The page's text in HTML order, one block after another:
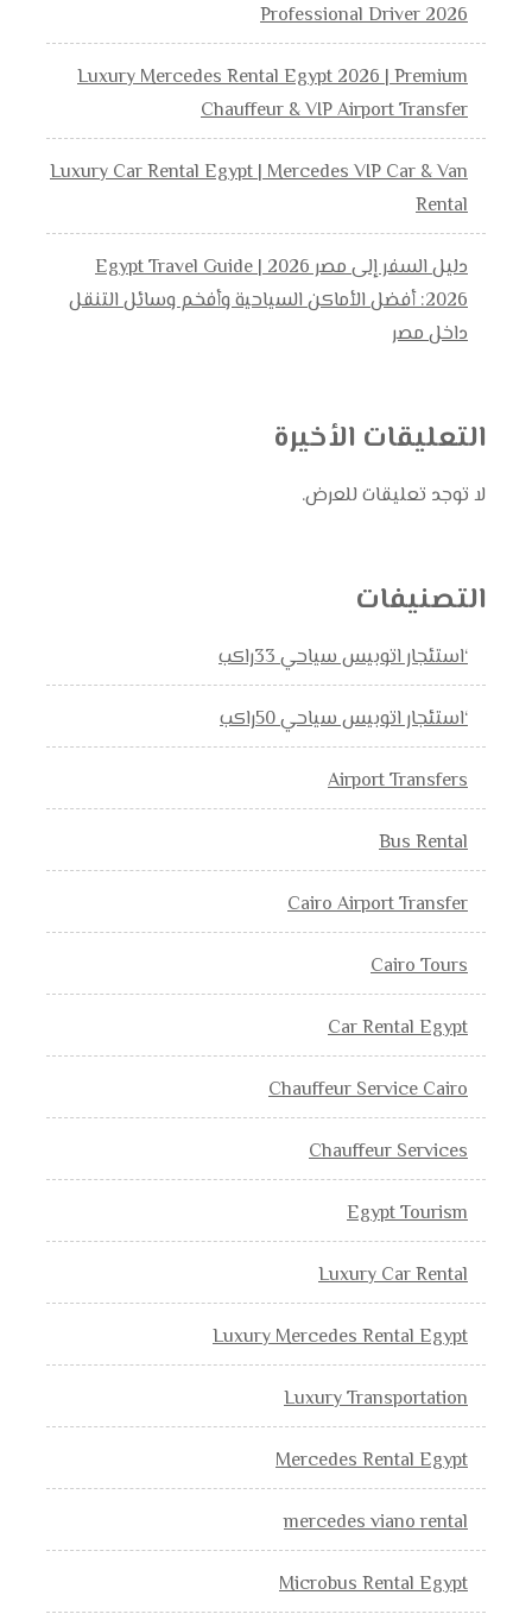
Professional Driver 2026
Luxury Mercedes Rental Egypt 2026 | Premium
Chauffeur & VIP Airport Transfer
Luxury Car Rental Egypt | Mercedes VIP Car & Van
Rental
دليل السفر إلى مصر 2026 | Egypt Travel Guide
2026: أفضل الأماكن السياحية وأفخم وسائل التنقل
داخل مصر
التعليقات الأخيرة
لا توجد تعليقات للعرض.
التصنيفات
‘استئجار اتوبيس سياحي 33راكب
‘استئجار اتوبيس سياحي 50راكب
Airport Transfers
Bus Rental
Cairo Airport Transfer
Cairo Tours
Car Rental Egypt
Chauffeur Service Cairo
Chauffeur Services
Egypt Tourism
Luxury Car Rental
Luxury Mercedes Rental Egypt
Luxury Transportation
Mercedes Rental Egypt
mercedes viano rental
Microbus Rental Egypt